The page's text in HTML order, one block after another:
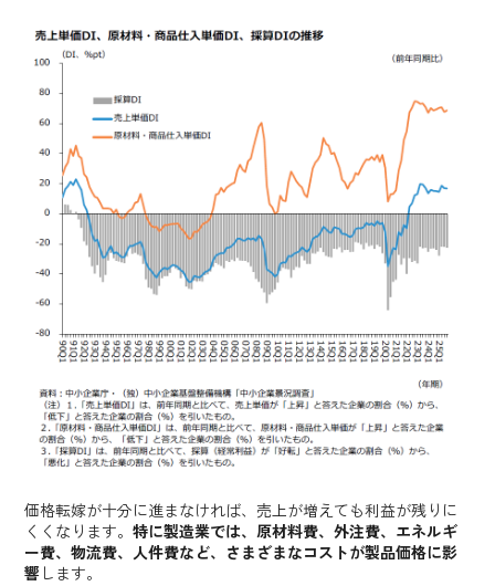
価格転嫁が十分に進まなければ、売上が増えても利益が残りに
くくなります。特に製造業では、原材料費、外注費、エネルギ
ー費、物流費、人件費など、さまざまなコストが製品価格に影
響 します。